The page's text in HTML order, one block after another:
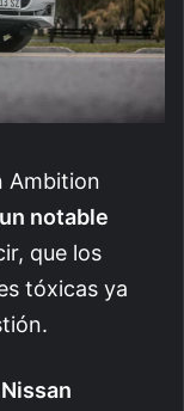
Ambition
notable
que los
tóxicas ya